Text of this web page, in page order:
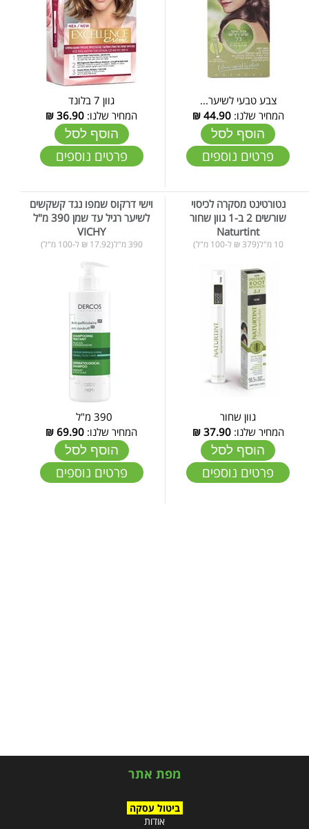
צבע טבעי לשיער...
המחיר שלנו:44.90
₪
הוסף לסל
פרטים נוספים
גוון 7 בלונד
המחיר שלנו: 36.90
₪
הוסף לסל
פרטים נוספים
נטורטינט מסקרה לכיסוי
שורשים 2 ב-1 גוון שחור
Naturtint
10 מ"ל(379 ₪ ל-100 מ"ל)
גוון שחור
המחיר שלנו:37.90
₪
הוסף לסל
פרטים נוספים
וישי דרקוס שמפו נגד קשקשים
לשיער רגיל עד שמן 390 מ"ל
VICHY
390 מ"ל(17.92 ₪ ל-100 מ"ל)
390 מ"ל
המחיר שלנו: 69.90
₪
הוסף לסל
פרטים נוספים
מפת אתר
ביטול עסקה
אודות